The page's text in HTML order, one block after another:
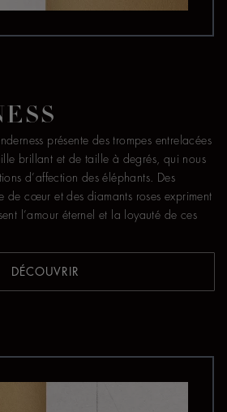
présente des trompes entrelacées
brillant et de taille à degrés, qui nous
d’affection des éléphants. Des
de cœur et des diamants roses expriment
l’amour éternel et la loyauté de ces
DÉCOUVRIR